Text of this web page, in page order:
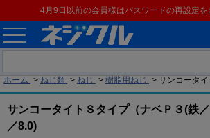
4月9日以前の会員様はパスワードの再設定を
ホーム > ねじ類 > ねじ > 樹脂用ねじ > サンコータ
サンコータイトＳタイプ（ナベＰ３(鉄
／8.0)